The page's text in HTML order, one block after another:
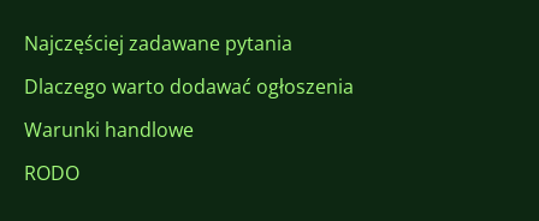
Najczęściej zadawane pytania
Dlaczego warto dodawać ogłoszenia
Warunki handlowe
RODO